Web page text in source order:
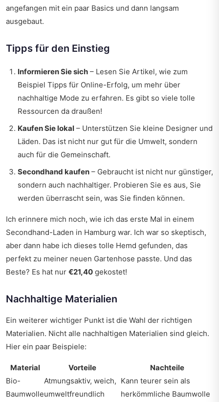
angefangen mit ein paar Basics und dann langsam
ausgebaut.
Tipps für den Einstieg
Informieren Sie sich – Lesen Sie Artikel, wie zum
Beispiel Tipps für Online-Erfolg, um mehr über
nachhaltige Mode zu erfahren. Es gibt so viele tolle
Ressourcen da draußen!
Kaufen Sie lokal – Unterstützen Sie kleine Designer und
Läden. Das ist nicht nur gut für die Umwelt, sondern
auch für die Gemeinschaft.
Secondhand kaufen – Gebraucht ist nicht nur günstiger,
sondern auch nachhaltiger. Probieren Sie es aus, Sie
werden überrascht sein, was Sie finden können.
Ich erinnere mich noch, wie ich das erste Mal in einem
Secondhand-Laden in Hamburg war. Ich war so skeptisch,
aber dann habe ich dieses tolle Hemd gefunden, das
perfekt zu meiner neuen Gartenhose passte. Und das
Beste? Es hat nur €21,40 gekostet!
Nachhaltige Materialien
Ein weiterer wichtiger Punkt ist die Wahl der richtigen
Materialien. Nicht alle nachhaltigen Materialien sind gleich.
Hier ein paar Beispiele:
Material Vorteile
Nachteile
Bio-
Baumwolle
Atmungsaktiv, weich,
umweltfreundlich
Kann teurer sein als
herkömmliche Baumwolle